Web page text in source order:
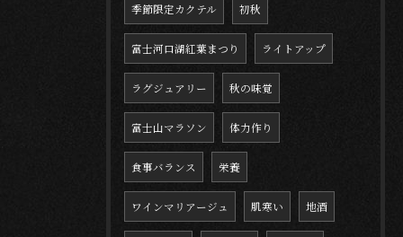
季節限定カクテル 初秋
富士河口湖紅葉まつり ライトアップ
ラグジュアリー 秋の味覚
富士山マラソン 体力作り
食事バランス 栄養
ワインマリアージュ 肌寒い 地酒